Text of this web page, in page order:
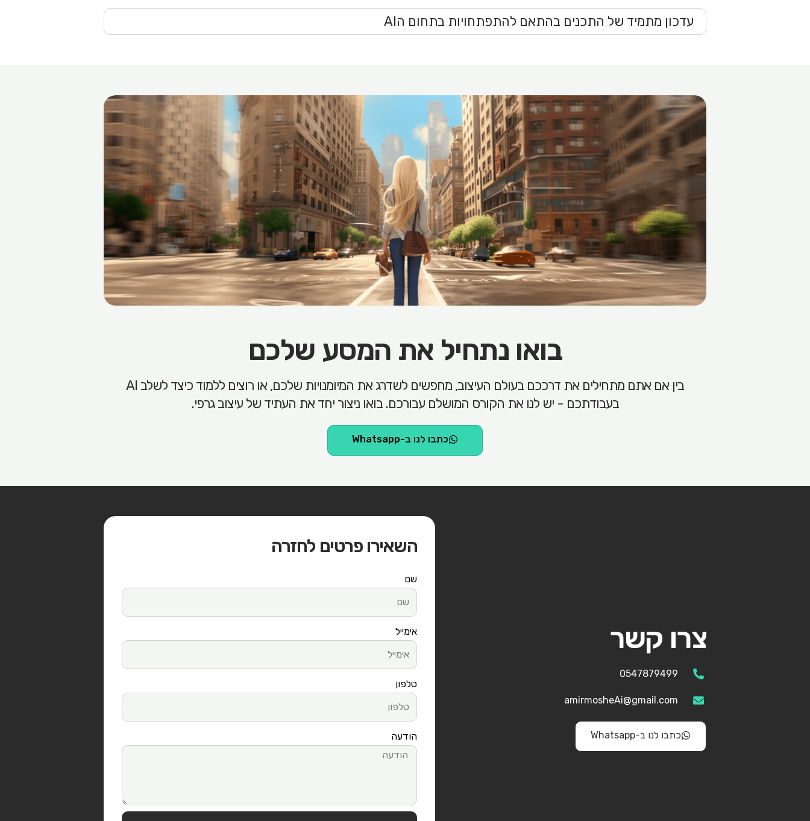
עדכון מתמיד של התכנים בהתאם להתפתחויות בתחום הAI
בואו נתחיל את המסע שלכם
בין אם אתם מתחילים את דרככם בעולם העיצוב, מחפשים לשדרג את המיומנויות שלכם, או רוצים ללמוד כיצד לשלב AI
בעבודתכם - יש לנו את הקורס המושלם עבורכם. בואו ניצור יחד את העתיד של עיצוב גרפי.
כתבו לנו ב-Whatsapp
צרו קשר
0547879499
amirmosheAi@gmail.com
כתבו לנו ב-Whatsapp
השאירו פרטים לחזרה
שם
אימייל
טלפון
הודעה